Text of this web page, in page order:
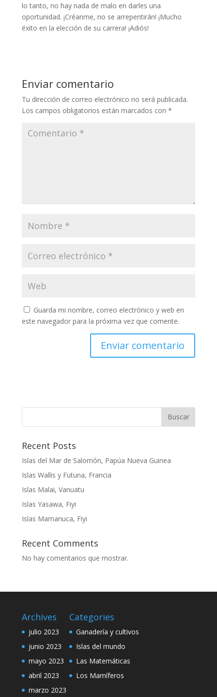
lo tanto, no hay nada de malo en darles una
oportunidad. ¡Créanme, no se arrepentirán! ¡Mucho
éxito en la elección de su carrera! ¡Adiós!
Enviar comentario
Tu dirección de correo electrónico no será publicada.
Los campos obligatorios están marcados con *
Guarda mi nombre, correo electrónico y web en
este navegador para la próxima vez que comente.
Buscar
Recent Posts
Islas del Mar de Salomón, Papúa Nueva Guinea
Islas Wallis y Futuna, Francia
Islas Malai, Vanuatu
Islas Yasawa, Fiyi
Islas Mamanuca, Fiyi
Recent Comments
No hay comentarios que mostrar.
Archives
julio 2023
junio 2023
mayo 2023
abril 2023
marzo 2023
Categories
Ganadería y cultivos
Islas del mundo
Las Matemáticas
Los Mamíferos